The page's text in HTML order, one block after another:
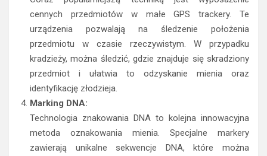
cennych przedmiotów w małe GPS trackery. Te
urządzenia pozwalają na śledzenie położenia
przedmiotu w czasie rzeczywistym. W przypadku
kradzieży, można śledzić, gdzie znajduje się skradziony
przedmiot i ułatwia to odzyskanie mienia oraz
identyfikację złodzieja.
Marking DNA:
Technologia znakowania DNA to kolejna innowacyjna
metoda oznakowania mienia. Specjalne markery
zawierają unikalne sekwencje DNA, które można